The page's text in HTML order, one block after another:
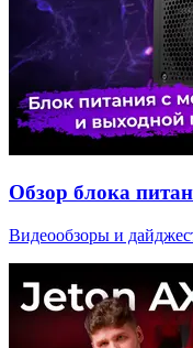
Обзор блока
Видеообзоры и